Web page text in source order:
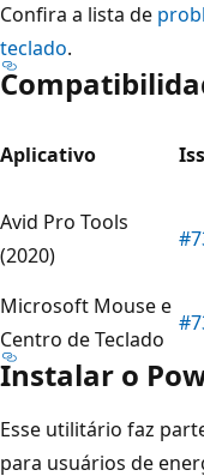
Confira a lista de
teclado.
Aplicativo
Avid Pro Tools
(2020)
Microsoft Mouse e
Centro de Teclado
Instalar o
Esse utilitário faz
para usuários de